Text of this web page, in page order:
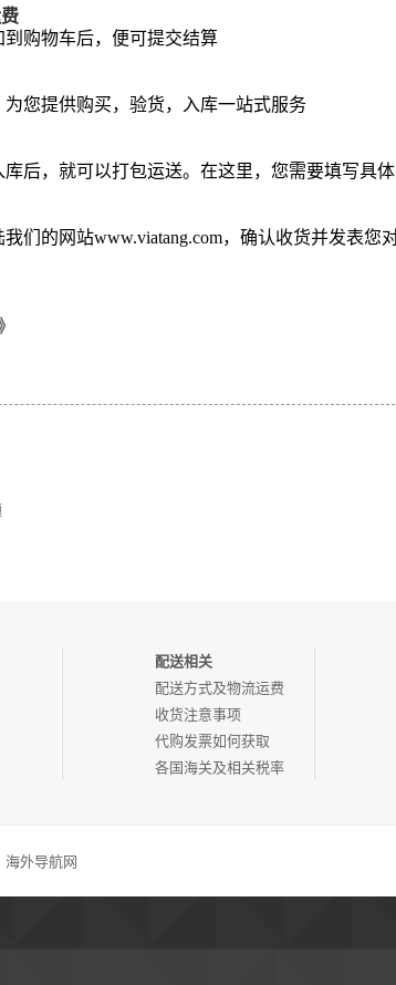
购物车后，便可提交结算
您提供购买，验货，入库一站式服务
后，就可以打包运送。在这里，您需要填写具
我们的网站www.viatang.com，确认收货并发表您
配送相关
配送方式及物流运费
收货注意事项
代购发票如何获取
各国海关及相关税率
海外导航网